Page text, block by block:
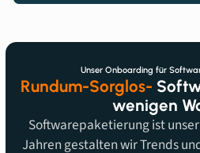
Unser Onboarding für
Rundum-Sorglos-
wenigen
Softwarepaketierung ist
Jahren gestalten wir Trends